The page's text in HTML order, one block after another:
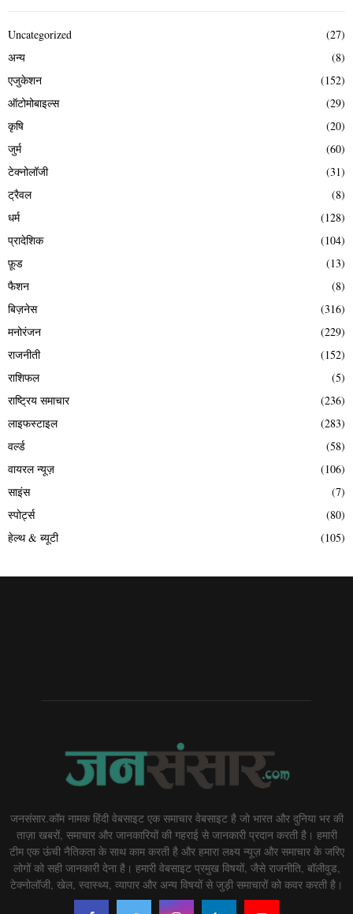
Uncategorized
(27)
अन्य
(8)
एजुकेशन
(152)
ऑटोमोबाइल्स
(29)
कृषि
(20)
जुर्म
(60)
टेक्नोलॉजी
(31)
ट्रैवल
(8)
धर्म
(128)
प्रादेशिक
(104)
फ़ूड
(13)
फैशन
(8)
बिज़नेस
(316)
मनोरंजन
(229)
राजनीती
(152)
राशिफल
(5)
राष्ट्रिय समाचार
(236)
लाइफस्टाइल
(283)
वर्ल्ड
(58)
वायरल न्यूज़
(106)
साइंस
(7)
स्पोर्ट्स
(80)
हेल्थ & ब्यूटी
(105)
जनसंसार.कॉम नामक हिंदी वेबसाइट एक समाचार वेबसाइट है जो भारत और दुनिया भर की
ताज़ा खबरों, समाचार और जानकारियों की गहराई से जानकारी प्रदान करती है। हमारी
टीम एक ऊंची नैतिकता के साथ काम करती है और हमारा लक्ष्य न्यूज़ और समाचार के जरिए
लोगों को सही जानकारी देना है। हमारी वेबसाइट प्रमुख विषयों, जैसे राजनीति, बॉलीवुड,
टेक्नोलॉजी, खेल, स्वास्थ्य, व्यापार और अन्य विषयों से जुड़ी समाचारों को कवर करती है।